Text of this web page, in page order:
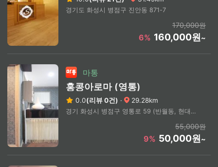
경기도 화성시 병점구 진안동 871-7
170,000원
6% 160,000원~
마통
홍콩아로마 (영통)
0.0(리뷰 0건) · 29.28km
경기 화성시 병점구 영통로 59 (반월동, 현대프라자)
55,000원
9% 50,000원~